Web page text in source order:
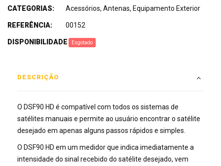
CATEGORIAS: Acessórios, Antenas, Equipamento Exterior
REFERÊNCIA: 00152
DISPONIBILIDADE: Esgotado
DESCRIÇÃO
O DSF90 HD é compatível com todos os sistemas de
satélites manuais e permite ao usuário encontrar o satélite
desejado em apenas alguns passos rápidos e simples.
O DSF90 HD em um medidor que indica imediatamente a
intensidade do sinal recebido do satélite desejado, vem